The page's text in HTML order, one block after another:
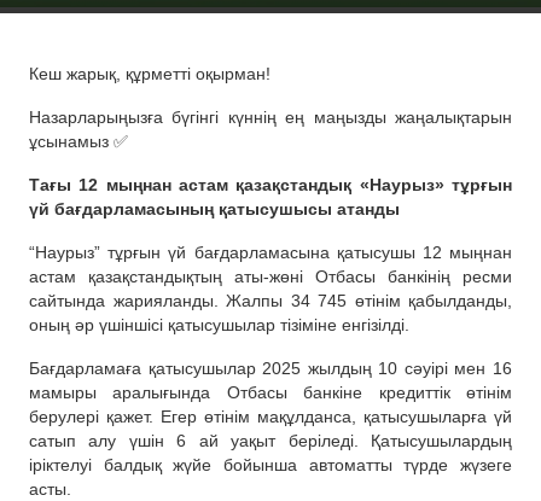
Кеш жарық, құрметті оқырман!
Назарларыңызға бүгінгі күннің ең маңызды жаңалықтарын
ұсынамыз ✅
Тағы 12 мыңнан астам қазақстандық «Наурыз» тұрғын
үй бағдарламасының қатысушысы атанды
“Наурыз” тұрғын үй бағдарламасына қатысушы 12 мыңнан
астам қазақстандықтың аты-жөні Отбасы банкінің ресми
сайтында жарияланды. Жалпы 34 745 өтінім қабылданды,
оның әр үшіншісі қатысушылар тізіміне енгізілді.
Бағдарламаға қатысушылар 2025 жылдың 10 сәуірі мен 16
мамыры аралығында Отбасы банкіне кредиттік өтінім
берулері қажет. Егер өтінім мақұлданса, қатысушыларға үй
сатып алу үшін 6 ай уақыт беріледі. Қатысушылардың
іріктелуі балдық жүйе бойынша автоматты түрде жүзеге
асты.